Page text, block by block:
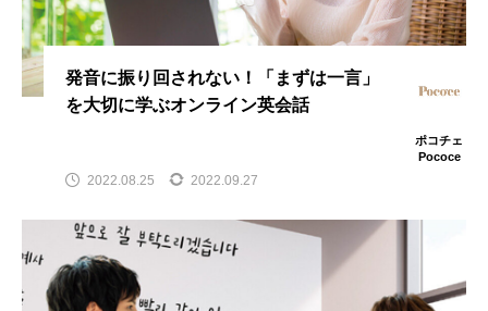
発音に振り回されない！「まずは一言」
を大切に学ぶオンライン英会話
ポコチェ
Pococe
2022.08.25 2022.09.27